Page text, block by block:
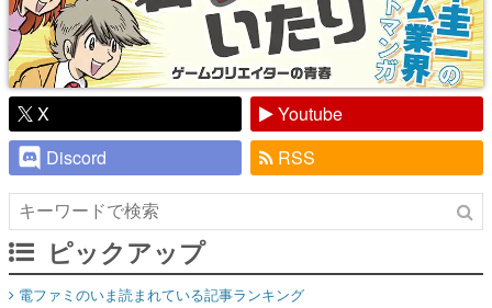
X
Youtube
Discord
RSS
ピックアップ
電ファミのいま読まれている記事ランキング